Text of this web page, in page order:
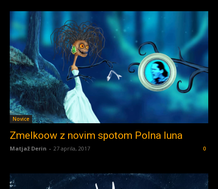
Novice
Zmelkoow z novim spotom Polna luna
Matjaž Derin - 27 aprila, 2017 0